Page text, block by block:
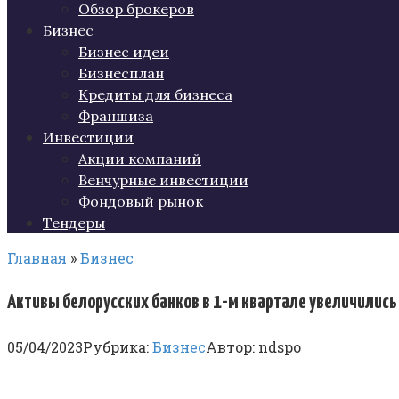
Обзор брокеров
Бизнес
Бизнес идеи
Бизнесплан
Кредиты для бизнеса
Франшиза
Инвестиции
Акции компаний
Венчурные инвестиции
Фондовый рынок
Тендеры
Главная »Бизнес
Активы белорусских банков в 1-м квартале
05/04/2023Рубрика:БизнесАвтор: ndspo